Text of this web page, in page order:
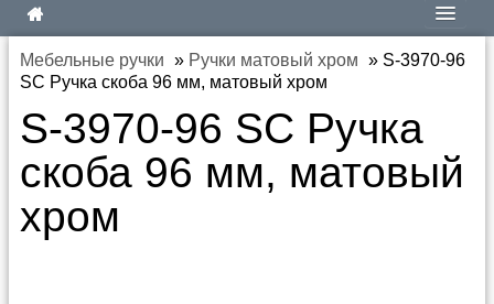
Мебельные ручки » Ручки матовый хром » S-3970-96
SC Ручка скоба 96 мм, матовый хром
S-3970-96 SC Ручка
скоба 96 мм, матовый
хром